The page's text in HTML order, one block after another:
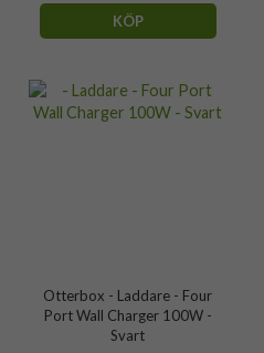
KÖP
Otterbox - Laddare - Four
Port Wall Charger 100W -
Svart